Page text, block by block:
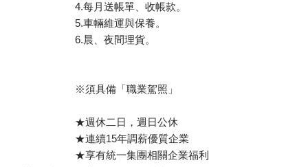
4.每月送帳單、收帳款。
5.車輛維運與保養。
6.晨、夜間理貨。
※須具備「職業駕照」
★週休二日，週日公休
★連續15年調薪優質企業
★享有統一集團相關企業福利